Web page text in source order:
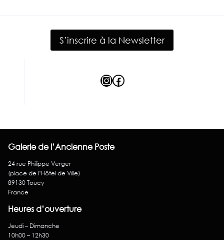
S’inscrire à la Newsletter
Instagram
Facebook
Galerie de l’Ancienne Poste
24 rue Philippe Verger
(place de l’Hôtel de Ville)
89130 Toucy
France
Heures d’ouverture
Jeudi – Dimanche
10h00 – 12h30